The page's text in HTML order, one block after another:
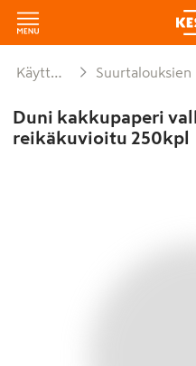
Käyttötavara Suurtalouksien
Duni kakkupaperi
reikäkuvioitu 250kpl